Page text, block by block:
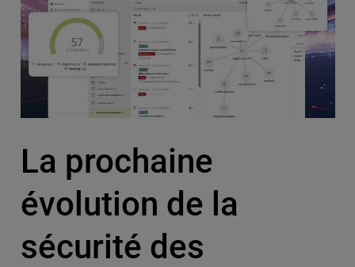
La prochaine
évolution de la
sécurité des